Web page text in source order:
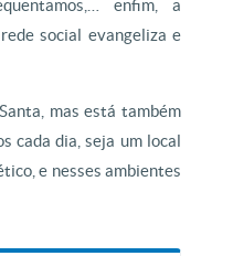
enfim, a
social evangeliza e
mas está também
cada dia, seja um local
e nesses ambientes